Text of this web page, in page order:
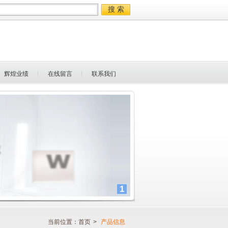
辉煌业绩 在线留言 联系我们
1
当前位置： 首页 > 产品信息